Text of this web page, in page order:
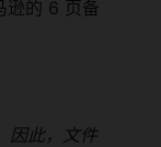
逊的 6 页备
因此，文件